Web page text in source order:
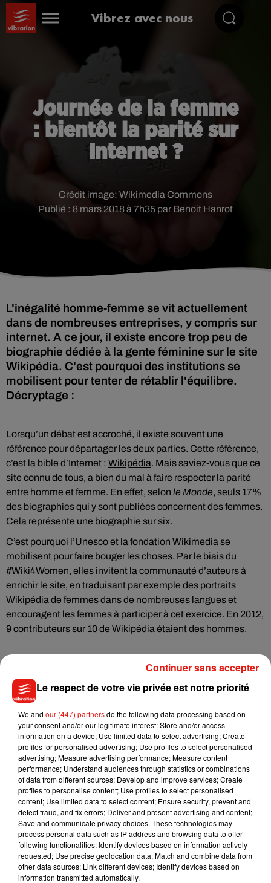
Vibrez avec nous
Journée de la femme
: bientôt la parité sur
Internet ?
Publié : 8 mars 2018 à 7h35 par Benoit Hanrot
Crédit image: Wikimedia Commons
L'inégalité homme-femme se vit actuellement
dans de nombreuses entreprises, y compris sur
internet. A ce jour, il existe encore trop peu de
biographie dédiée à la gente féminine sur le site
Wikipédia. C'est pourquoi des institutions se
mobilisent pour tenter de rétablir l'équilibre.
Décryptage :
Lorsqu’un débat est accroché, il existe souvent une
référence pour départager les deux parties. Cette référence,
c’est la bible d’Internet : Wikipédia. Mais saviez-vous que ce
site connu de tous, a bien du mal à faire respecter la parité
entre homme et femme. En effet, selon le Monde, seuls 17%
des biographies qui y sont publiées concernent des femmes.
Cela représente une biographie sur six.
C’est pourquoi l’Unescoet la fondation Wikimedia se
mobilisent pour faire bouger les choses. Par le biais du
#Wiki4Women, elles invitent la communauté d’auteurs à
enrichir le site, en traduisant par exemple des portraits
Wikipédia de femmes dans de nombreuses langues et
encouragent les femmes à participer à cet exercice. En 2012,
9 contributeurs sur 10 de Wikipédia étaient des hommes.
Musique
7 août 2026
Julien Lieb s’essaye à la vie de chatelain
dans son nouveau clip
7 août 2026
Madonna sort enfin le remix de « Love
Sensation » avec Kylie Minogue
Le respect de votre vie privée est notre priorité
We and our (447) partnersdo the following data processing based on
your consent and/or our legitimate interest: Store and/or access
information on a device; Use limited data to select advertising; Create
profiles for personalised advertising; Use profiles to select personalised
advertising; Measure advertising performance; Measure content
performance; Understand audiences through statistics or combinations
of data from different sources; Develop and improve services; Create
profiles to personalise content; Use profiles to select personalised
content; Use limited data to select content; Ensure security, prevent and
detect fraud, and fix errors; Deliver and present advertising and content;
Save and communicate privacy choices. These technologies may
process personal data such as IP address and browsing data to offer
following functionalities: Identify devices based on information actively
requested; Use precise geolocation data; Match and combine data from
other data sources; Link different devices; Identify devices based on
information transmitted automatically.
Continuer sans accepter